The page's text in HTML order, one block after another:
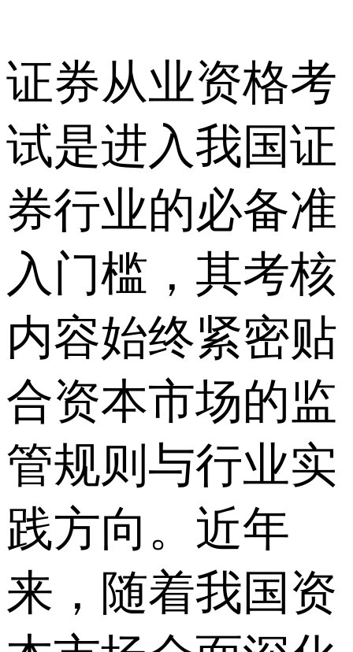
证券从业资格考
试是进入我国证
券行业的必备准
入门槛，其考核
内容始终紧密贴
合资本市场的监
管规则与行业实
践方向。近年
来，随着我国资